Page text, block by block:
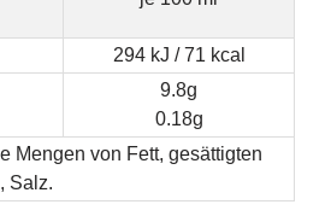
294 kJ / 71 kcal
9.8g
0.18g
Mengen von Fett, gesättigten
Salz.